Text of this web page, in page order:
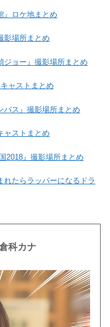
』ロケ地まとめ
影場所まとめ
ジョー』撮影場所まとめ
ャストまとめ
バス』撮影場所まとめ
ャストまとめ
2018』撮影場所まとめ
たらラッパーになるドラ
科カナ